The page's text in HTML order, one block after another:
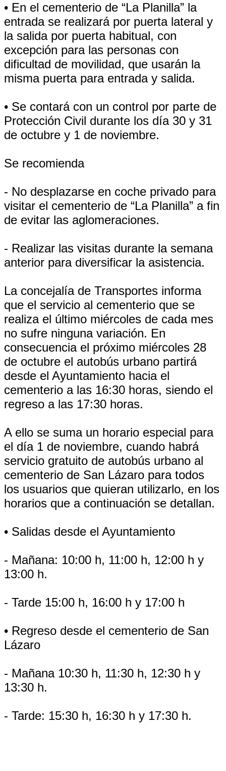
• En el cementerio de “La Planilla” la
entrada se realizará por puerta lateral y
la salida por puerta habitual, con
excepción para las personas con
dificultad de movilidad, que usarán la
misma puerta para entrada y salida.
• Se contará con un control por parte de
Protección Civil durante los día 30 y 31
de octubre y 1 de noviembre.
Se recomienda
- No desplazarse en coche privado para
visitar el cementerio de “La Planilla” a fin
de evitar las aglomeraciones.
- Realizar las visitas durante la semana
anterior para diversificar la asistencia.
La concejalía de Transportes informa
que el servicio al cementerio que se
realiza el último miércoles de cada mes
no sufre ninguna variación. En
consecuencia el próximo miércoles 28
de octubre el autobús urbano partirá
desde el Ayuntamiento hacia el
cementerio a las 16:30 horas, siendo el
regreso a las 17:30 horas.
A ello se suma un horario especial para
el día 1 de noviembre, cuando habrá
servicio gratuito de autobús urbano al
cementerio de San Lázaro para todos
los usuarios que quieran utilizarlo, en los
horarios que a continuación se detallan.
• Salidas desde el Ayuntamiento
- Mañana: 10:00 h, 11:00 h, 12:00 h y
13:00 h.
- Tarde 15:00 h, 16:00 h y 17:00 h
• Regreso desde el cementerio de San
Lázaro
- Mañana 10:30 h, 11:30 h, 12:30 h y
13:30 h.
- Tarde: 15:30 h, 16:30 h y 17:30 h.